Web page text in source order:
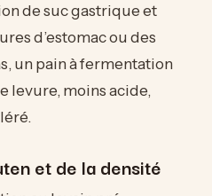
de suc gastrique et
d’estomac ou des
un pain à fermentation
levure, moins acide,
et de la densité